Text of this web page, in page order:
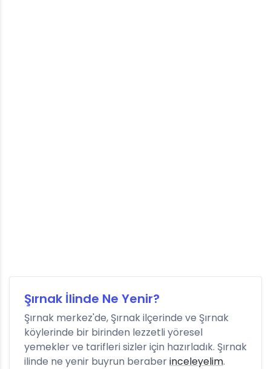
Şırnak İlinde Ne Yenir?
Şırnak merkez'de, Şırnak ilçerinde ve Şırnak
köylerinde bir birinden lezzetli yöresel
yemekler ve tarifleri sizler için hazırladık. Şırnak
ilinde ne yenir buyrun beraberinceleyelim.